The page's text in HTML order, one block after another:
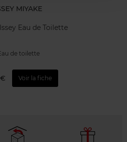
MIYAKE
Eau de Toilette
de toilette
Voir la fiche